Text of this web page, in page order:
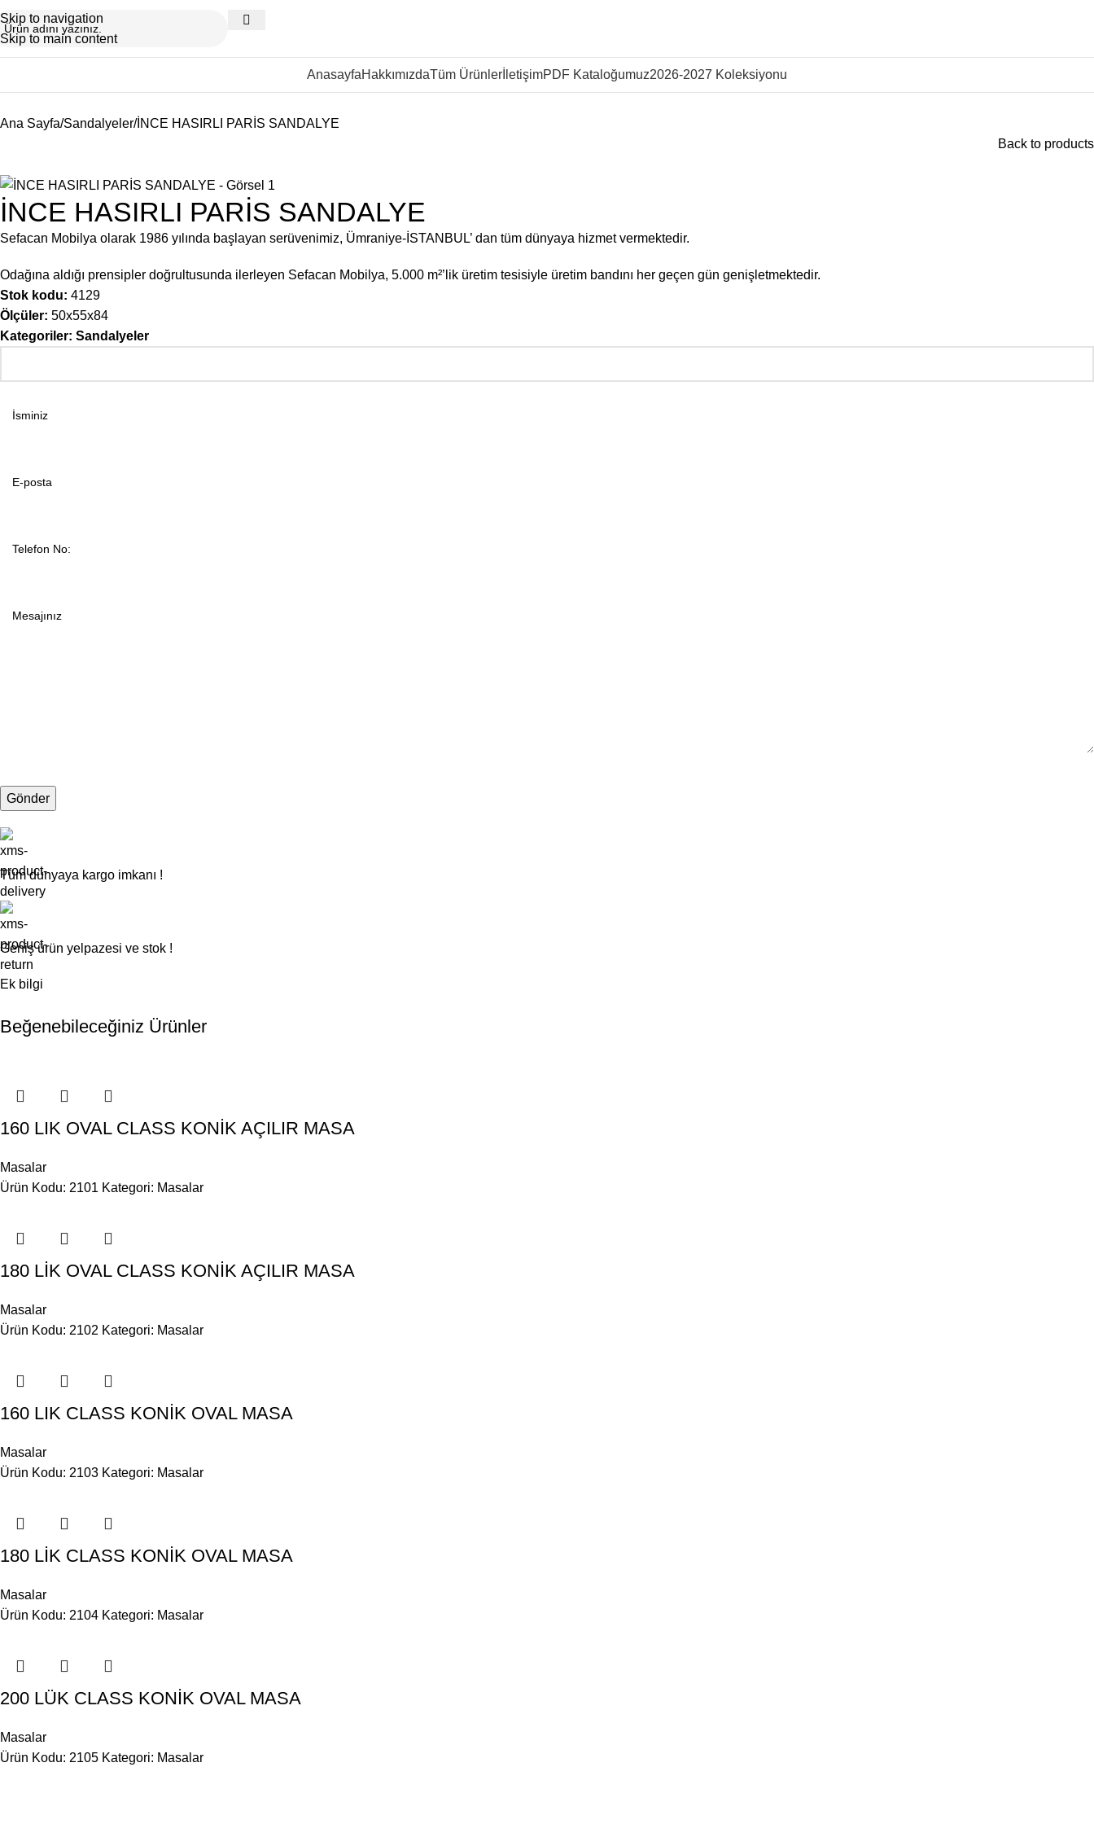
Skip to navigation
Skip to main content
AnasayfaHakkımızdaTüm Ürünler İletişimPDF Kataloğumuz2026-2027 Koleksiyonu
Ana Sayfa Sandalyeler İNCE HASIRLI PARİS SANDALYE
Back to products
İNCE HASIRLI PARİS SANDALYE
Sefacan Mobilya olarak 1986 yılında başlayan serüvenimiz, Ümraniye-İSTANBUL’ dan tüm dünyaya hizmet vermektedir.
Odağına aldığı prensipler doğrultusunda ilerleyen Sefacan Mobilya, 5.000 m²’lik üretim tesisiyle üretim bandını her geçen gün genişletmektedir.
Stok kodu: 4129
Ölçüler: 50x55x84
Kategoriler: Sandalyeler
Tüm dünyaya kargo imkanı !
Geniş ürün yelpazesi ve stok !
Ek bilgi
Beğenebileceğiniz Ürünler
160 LIK OVAL CLASS KONİK AÇILIR MASA
Masalar
Ürün Kodu: 2101 Kategori: Masalar
180 LİK OVAL CLASS KONİK AÇILIR MASA
Masalar
Ürün Kodu: 2102 Kategori: Masalar
160 LIK CLASS KONİK OVAL MASA
Masalar
Ürün Kodu: 2103 Kategori: Masalar
180 LİK CLASS KONİK OVAL MASA
Masalar
Ürün Kodu: 2104 Kategori: Masalar
200 LÜK CLASS KONİK OVAL MASA
Masalar
Ürün Kodu: 2105 Kategori: Masalar